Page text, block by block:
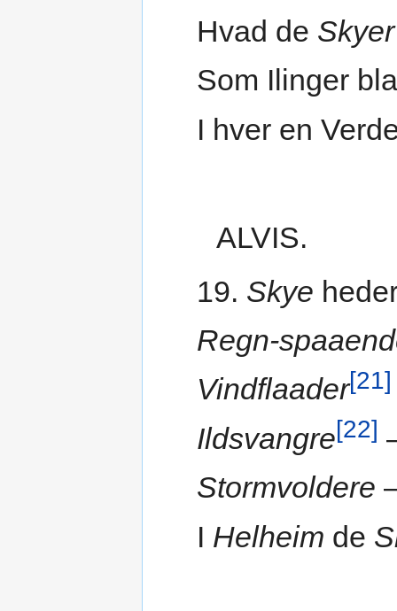
Hvad de Skyer
Som Ilinger
I hver en
ALVIS.
19. Skye
Regn-
Vindflaader[21]
Ildsvangre[22]
Stormvoldere
I Helheim de